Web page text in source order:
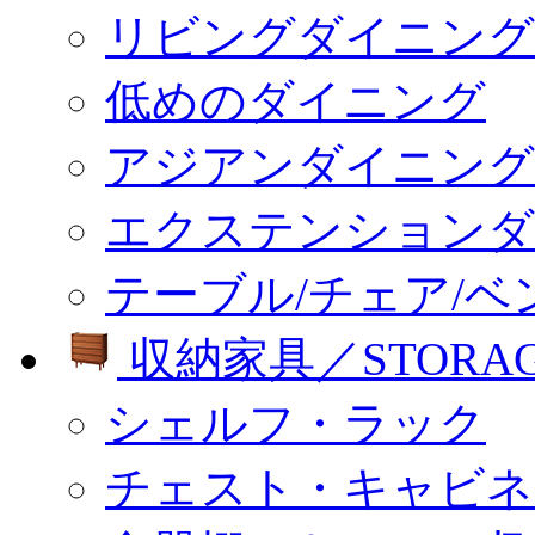
リビングダイニン
低めのダイニング
アジアンダイニング
エクステンション
テーブル/チェア/ベ
収納家具／
シェルフ・ラック
チェスト・キャビ